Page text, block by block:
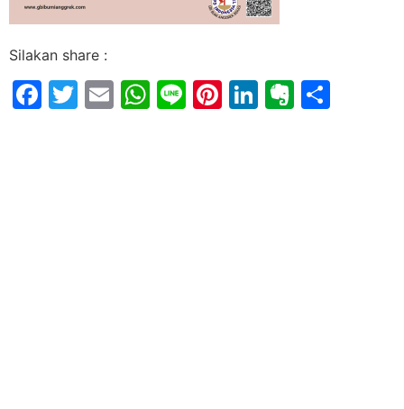
Silakan share :
Facebook
Twitter
EmailWhatsApp
LinePinterest
LinkedIn